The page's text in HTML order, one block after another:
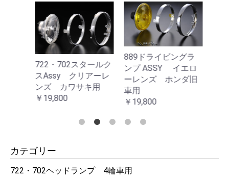
カテゴリー
722・702ヘッドランプ 4輪車用
722・702スタールク
スAssy クリアーレ
ンズ カワサキ用
￥19,800
889ドライビングラ
ンプ ASSY イエロ
ーレンズ ホンダ旧
車用
￥19,800